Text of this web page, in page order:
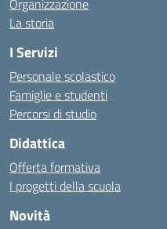
Organizzazione
La storia
I Servizi
Personale scolastico
Famiglie e studenti
Percorsi di studio
Didattica
Offerta formativa
I progetti della scuola
Novità